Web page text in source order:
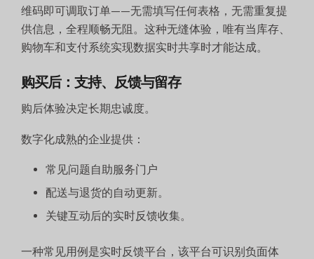
维码即可调取订单——无需填写任何表格，无需重复提
供信息，全程顺畅无阻。这种无缝体验，唯有当库存、
购物车和支付系统实现数据实时共享时才能达成。
购买后：支持、反馈与留存
购后体验决定长期忠诚度。
数字化成熟的企业提供：
常见问题自助服务门户
配送与退货的自动更新。
关键互动后的实时反馈收集。
一种常见用例是实时反馈平台，该平台可识别负面体